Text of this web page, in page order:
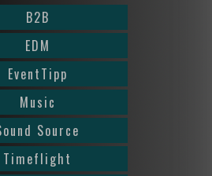
B2B
EDM
EventTipp
Music
Source
Timeflight